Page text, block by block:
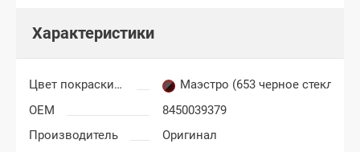
Характеристики
Цвет покраски Лада Веста
Маэстро (653 черное стекло)
OEM
8450039379
Производитель
Оригинал